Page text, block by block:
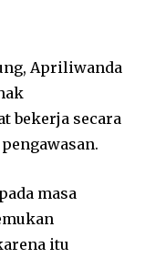
Apriliwanda
bekerja secara
masa
itu